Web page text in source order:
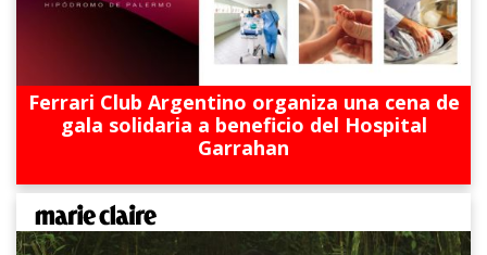
Ferrari Club Argentino organiza una cena de
gala solidaria a beneficio del Hospital
Garrahan